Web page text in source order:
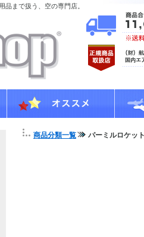
まで扱う、空の専門店。
商品分類一覧 パーミルロケッ